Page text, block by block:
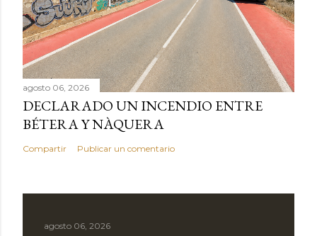
agosto 06, 2026
DECLARADO UN INCENDIO ENTRE
BÉTERA Y NÀQUERA
Compartir Publicar un comentario
agosto 06, 2026